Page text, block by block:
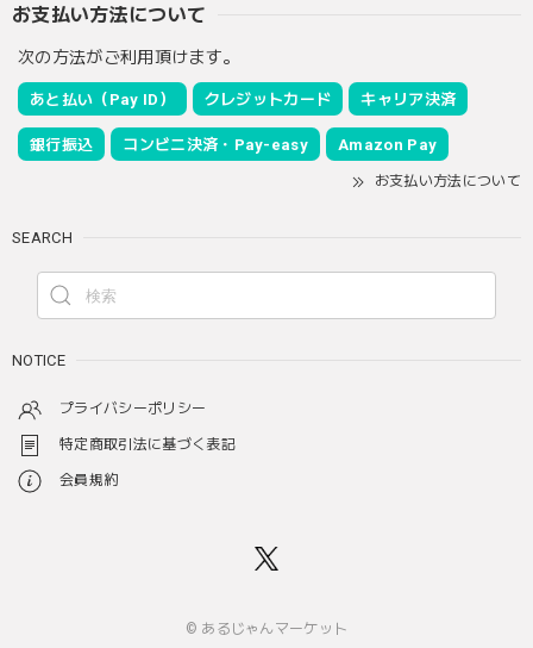
お支払い方法について
次の方法がご利用頂けます。
あと払い（Pay ID） クレジットカード キャリア決済
銀行振込 コンビニ決済・Pay-easy Amazon Pay
お支払い方法について
SEARCH
NOTICE
プライバシーポリシー
特定商取引法に基づく表記
会員規約
© あるじゃんマーケット